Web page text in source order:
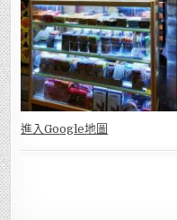
進入Google地圖